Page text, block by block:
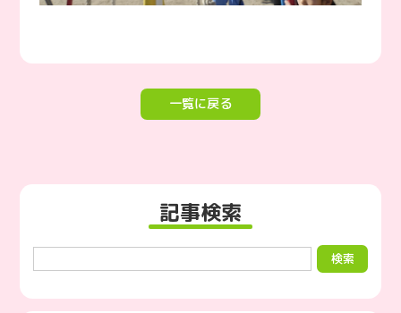
一覧に戻る
記事検索